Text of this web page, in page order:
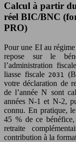
Calcul à partir
réel BIC/BNC
PRO)
Pour une EI au
repose sur le
l’administration
liasse fiscale 2031
votre déclaration de
de l’année N sont
années N-1 et N-2,
connu. En pratique,
45 % de ce bénéfice,
retraite
contribution à la